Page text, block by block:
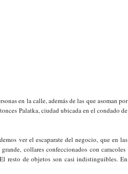
en la calle, además de las que asoman por
Palatka, ciudad ubicada en el condado de
ver el escaparate del negocio, que en las
collares confeccionados con caracoles
resto de objetos son casi indistinguibles. En